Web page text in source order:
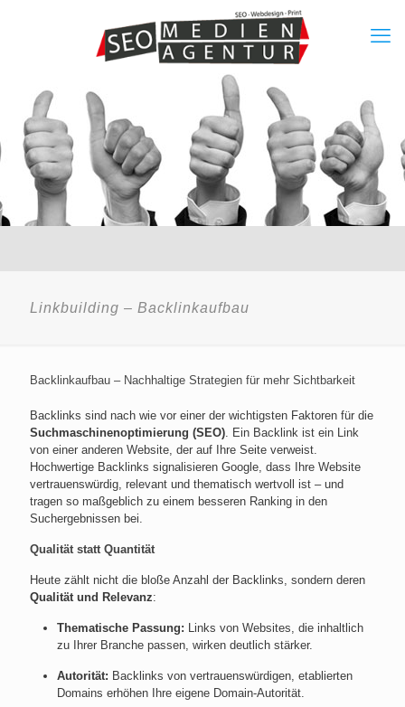
Linkbuilding – Backlinkaufbau
Backlinkaufbau – Nachhaltige Strategien für mehr Sichtbarkeit
Backlinks sind nach wie vor einer der wichtigsten Faktoren für die
Suchmaschinenoptimierung (SEO). Ein Backlink ist ein Link
von einer anderen Website, der auf Ihre Seite verweist.
Hochwertige Backlinks signalisieren Google, dass Ihre Website
vertrauenswürdig, relevant und thematisch wertvoll ist – und
tragen so maßgeblich zu einem besseren Ranking in den
Suchergebnissen bei.
Qualität statt Quantität
Heute zählt nicht die bloße Anzahl der Backlinks, sondern deren
Qualität und Relevanz:
Thematische Passung: Links von Websites, die inhaltlich
zu Ihrer Branche passen, wirken deutlich stärker.
Autorität: Backlinks von vertrauenswürdigen, etablierten
Domains erhöhen Ihre eigene Domain-Autorität.